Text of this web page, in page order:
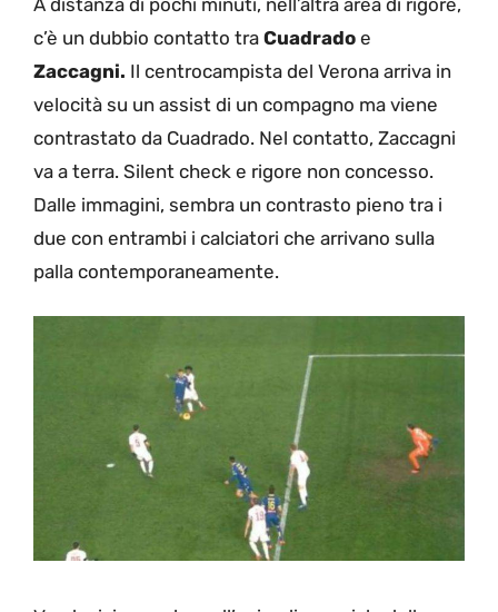
c’è un dubbio contatto tra Cuadrado e
Zaccagni. Il centrocampista del Verona arriva in
velocità su un assist di un compagno ma viene
contrastato da Cuadrado. Nel contatto, Zaccagni
va a terra. Silent check e rigore non concesso.
Dalle immagini, sembra un contrasto pieno tra i
due con entrambi i calciatori che arrivano sulla
palla contemporaneamente.